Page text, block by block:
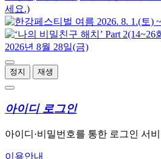
정지 재생
아이디 로그인
아이디·비밀번호를 통한 로그인 서
이용안내